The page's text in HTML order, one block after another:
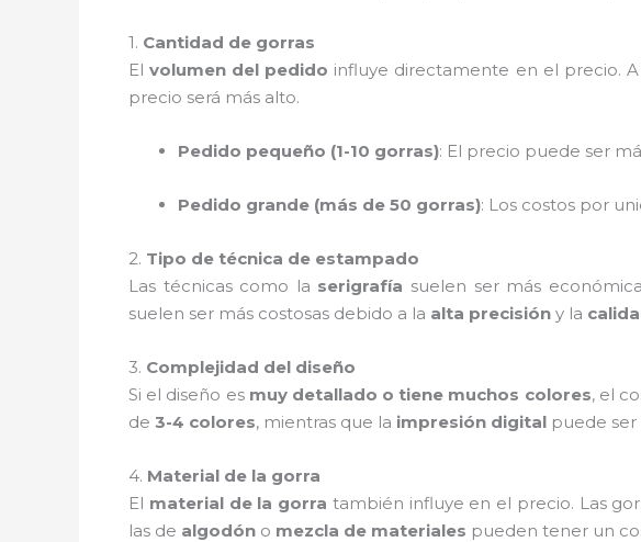
1. Cantidad de gorras
Elvolumen del pedido influye directamente en el precio.
precio será más alto.
Pedido pequeño (1-10 gorras): El precio puede ser
Pedido grande (más de 50 gorras): Los costos por
2. Tipo de técnica de estampado
Las técnicas como la serigrafía suelen ser más
suelen ser más costosas debido a la alta precisión y la
3. Complejidad del diseño
Si el diseño es muy detallado o tiene muchos colores, el
de 3-4 colores, mientras que la impresión digital puede ser
4. Material de la gorra
El material de la gorra también influye en el precio. Las
las de algodón o mezcla de materiales pueden tener un